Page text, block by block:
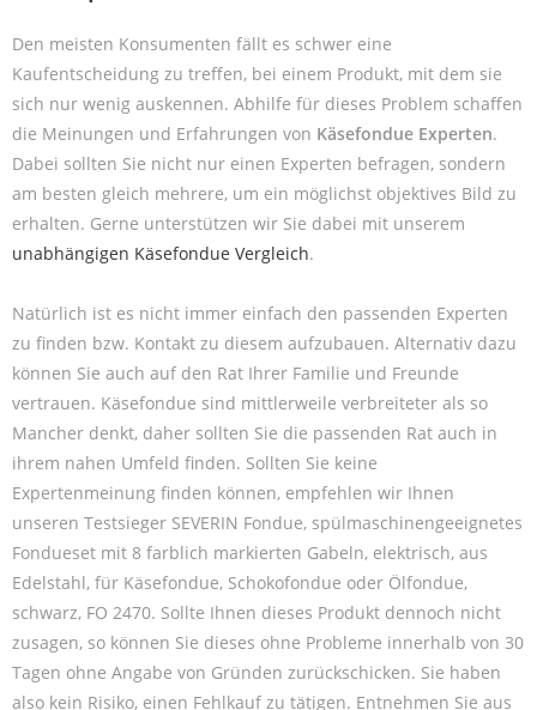
Den meisten Konsumenten fällt es schwer eine
Kaufentscheidung zu treffen, bei einem Produkt, mit dem sie
sich nur wenig auskennen. Abhilfe für dieses Problem schaffen
die Meinungen und Erfahrungen von Käsefondue Experten.
Dabei sollten Sie nicht nur einen Experten befragen, sondern
am besten gleich mehrere, um ein möglichst objektives Bild zu
erhalten. Gerne unterstützen wir Sie dabei mit unserem
unabhängigen Käsefondue Vergleich.
Natürlich ist es nicht immer einfach den passenden Experten
zu finden bzw. Kontakt zu diesem aufzubauen. Alternativ dazu
können Sie auch auf den Rat Ihrer Familie und Freunde
vertrauen. Käsefondue sind mittlerweile verbreiteter als so
Mancher denkt, daher sollten Sie die passenden Rat auch in
ihrem nahen Umfeld finden. Sollten Sie keine
Expertenmeinung finden können, empfehlen wir Ihnen
unseren Testsieger SEVERIN Fondue, spülmaschinengeeignetes
Fondueset mit 8 farblich markierten Gabeln, elektrisch, aus
Edelstahl, für Käsefondue, Schokofondue oder Ölfondue,
schwarz, FO 2470. Sollte Ihnen dieses Produkt dennoch nicht
zusagen, so können Sie dieses ohne Probleme innerhalb von 30
Tagen ohne Angabe von Gründen zurückschicken. Sie haben
also kein Risiko, einen Fehlkauf zu tätigen. Entnehmen Sie aus